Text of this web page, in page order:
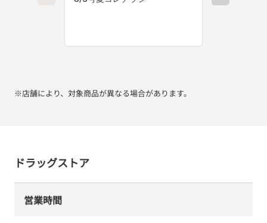
※店舗により、対象商品が異なる場合があります。
ドラッグストア
営業時間